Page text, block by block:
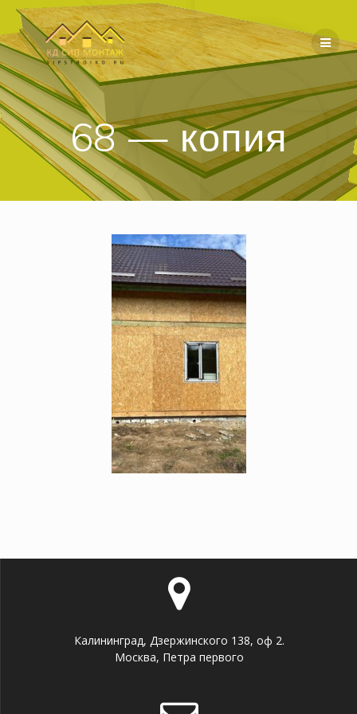
Перейти
содержимому
68 — копия
Калининград, Дзержинского 138, оф 2.
Москва, Петра первого